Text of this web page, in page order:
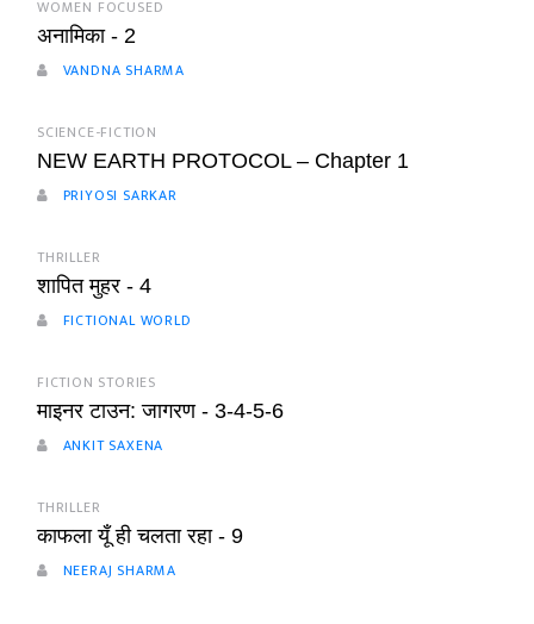
WOMEN FOCUSED
अनामिका - 2
VANDNA SHARMA
SCIENCE-FICTION
NEW EARTH PROTOCOL – Chapter 1
PRIYOSI SARKAR
THRILLER
शापित मुहर - 4
FICTIONAL WORLD
FICTION STORIES
माइनर टाउन: जागरण - 3-4-5-6
ANKIT SAXENA
THRILLER
काफला यूँ ही चलता रहा - 9
NEERAJ SHARMA